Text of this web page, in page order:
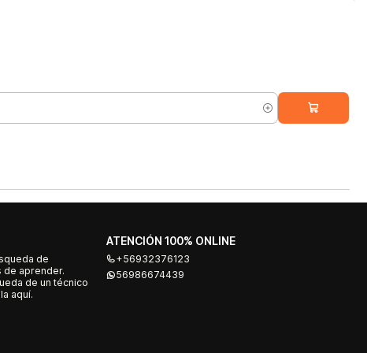
de
de aprender.
de un técnico
aquí.
ATENCIÓN 100% ONLINE
+56932376123
56986674439